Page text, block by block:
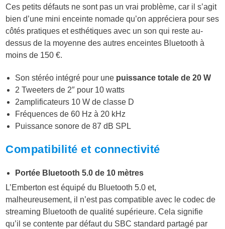
Ces petits défauts ne sont pas un vrai problème, car il s’agit
bien d’une mini enceinte nomade qu’on appréciera pour ses
côtés pratiques et esthétiques avec un son qui reste au-
dessus de la moyenne des autres enceintes Bluetooth à
moins de 150 €.
Son stéréo intégré pour une puissance totale de 20 W
2 Tweeters de 2″ pour 10 watts
2amplificateurs 10 W de classe D
Fréquences de 60 Hz à 20 kHz
Puissance sonore de 87 dB SPL
Compatibilité et connectivité
Portée Bluetooth 5.0 de 10 mètres
L’Emberton est équipé du Bluetooth 5.0 et,
malheureusement, il n’est pas compatible avec le codec de
streaming Bluetooth de qualité supérieure. Cela signifie
qu’il se contente par défaut du SBC standard partagé par